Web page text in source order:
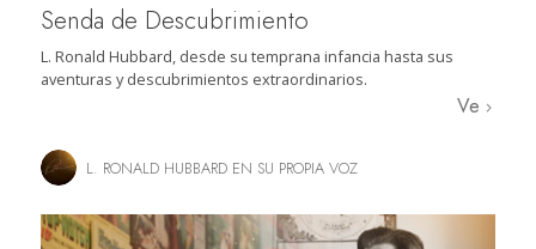
Senda de Descubrimiento
L. Ronald Hubbard, desde su temprana infancia hasta sus
aventuras y descubrimientos extraordinarios.
Ve
L. RONALD HUBBARD EN SU PROPIA VOZ